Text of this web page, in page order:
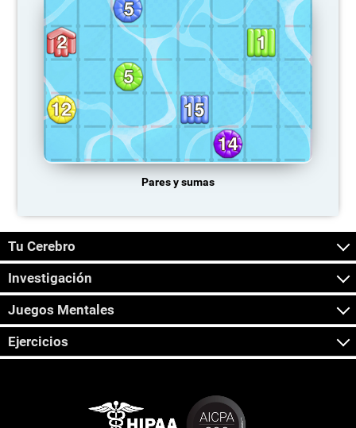
Pares y sumas
Tu Cerebro
Investigación
Juegos Mentales
Ejercicios